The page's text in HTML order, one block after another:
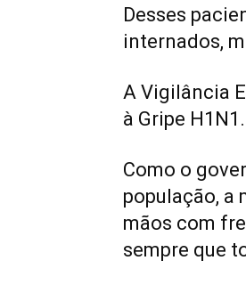
Desses
internados,
A Vigilância
à Gripe H1N1.
Como o
população, a
mãos com
sempre que